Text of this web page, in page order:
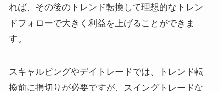
れば、その後のトレンド転換して理想的なトレン
ドフォローで大きく利益を上げることができま
す。
スキャルピングやデイトレードでは、トレンド転
換前に損切りが必要ですが、スイングトレードな